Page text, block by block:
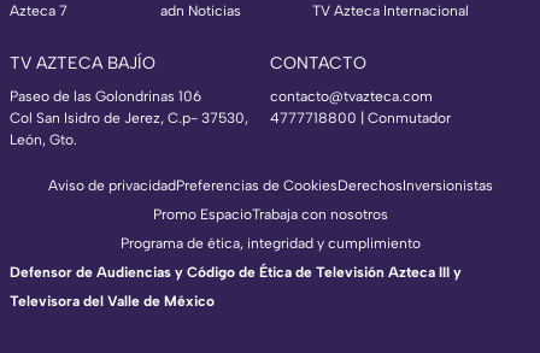
Azteca 7
adn Noticias
TV Azteca Internacional
TV AZTECA BAJÍO
Paseo de las Golondrinas 106
Col San Isidro de Jerez, C.p- 37530,
León, Gto.
CONTACTO
contacto@tvazteca.com
4777718800 | Conmutador
Aviso de privacidadPreferencias de CookiesDerechosInversionistas
Promo EspacioTrabaja con nosotros
Programa de ética, integridad y cumplimiento
Defensor de Audiencias y Código de Ética de Televisión Azteca III y
Televisora del Valle de México